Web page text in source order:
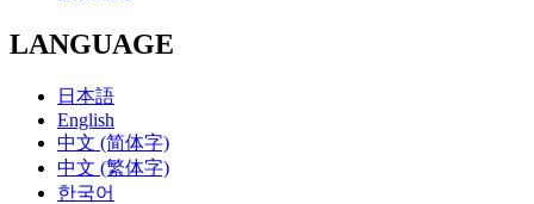
LANGUAGE
日本語
English
中文 (简体字)
中文 (繁体字)
한국어